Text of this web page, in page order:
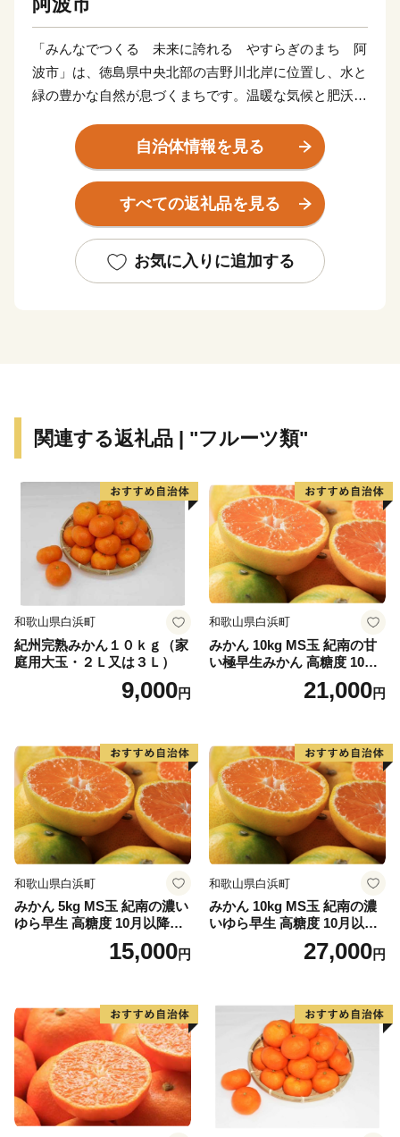
「みんなでつくる 未来に誇れる やすらぎのまち 阿
波市」は、徳島県中央北部の吉野川北岸に位置し、水と
緑の豊かな自然が息づくまちです。温暖な気候と肥沃な
います。歴史や文化資源にも恵まれ、国の天然記念物で
ある「阿波の土柱」や市内に四ヵ寺ある四国霊場札所、
柿原堰など人々を癒す多様な名所旧跡が存在していま
自治体情報を見る
すべての返礼品を見る
お気に入りに追加する
関連する返礼品 | "フルーツ類"
和歌山県白浜町
紀州完熟みかん１０ｋｇ（家
庭用大玉・２Ｌ又は３Ｌ）
9,000円
和歌山県白浜町
みかん 10kg MS玉 紀南の甘
い極早生みかん 高糖度 10月
以降発送 マルチ被覆栽培
21,000円
和歌山県白浜町
みかん 5kg MS玉 紀南の濃い
ゆら早生 高糖度 10月以降発
送 マルチ被覆栽培15,000円
和歌山県白浜町
みかん 10kg MS玉 紀南の濃
いゆら早生 高糖度 10月以降
発送 マルチ被覆栽培27,000円